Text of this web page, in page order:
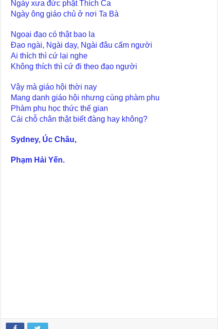
Ngày xưa đức phật Thích Ca
Ngày ông giáo chủ ở nơi Ta Bà
Ngoại đạo có thật bao la
Đạo ngài, Ngài dạy, Ngài đâu cấm người
Ai thích thì cứ lại nghe
Không thích thì cứ đi theo đạo người
Vậy mà giáo hội thời nay
Mang danh giáo hội nhưng cùng phàm phu
Phàm phu học thức thế gian
Cái chỗ chân thật biết đàng hay không?
Sydney, Úc Châu,
Phạm Hải Yến.